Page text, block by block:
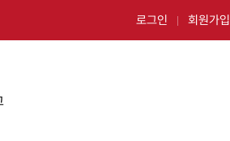
로그인 회원가입